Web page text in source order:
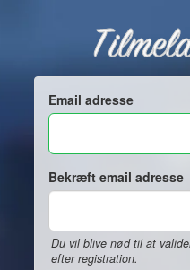
Email adresse
Bekræft email adresse
Du vil blive nød til at
efter registration.